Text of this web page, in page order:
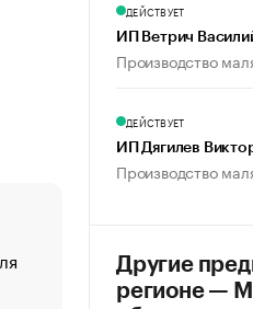
«От спорта тело
создавшей GTA
ДЕЙСТВУЕТ
ИП Ветрич
Производство
ДЕЙСТВУЕТ
ИП Дягилев
Производство
Другие
регионе —